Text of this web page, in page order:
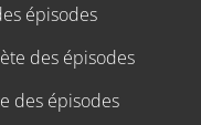
épisodes
des épisodes
des épisodes